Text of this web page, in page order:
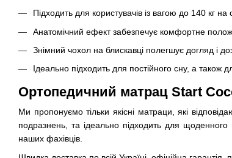
Підходить для користувачів із вагою до 140 кг
Анатомічний ефект забезпечує комфортне
Знімний чохол на блискавці полегшує догляд і
Ідеально підходить для постійного сну, а також
Ортопедичний матрац Start
Ми пропонуємо тільки якісні матраци, які
подразнень, та ідеально підходить для щоденного
наших фахівців.